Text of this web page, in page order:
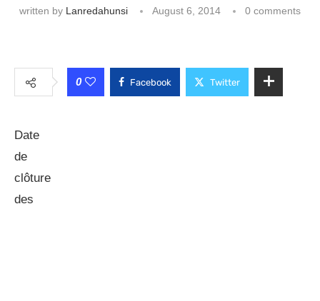
written by Lanredahunsi August 6, 2014 0 comments
0 Facebook Twitter
Date
de
clôture
des